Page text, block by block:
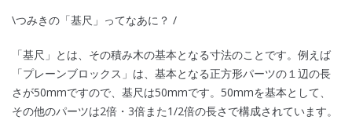
\つみきの「基尺」ってなあに？ /
「基尺」とは、その積み木の基本となる寸法のことです。例えば
「プレーンブロックス」は、基本となる正方形パーツの１辺の長
さが50mmですので、基尺は50mmです。50mmを基本として、
その他のパーツは2倍・3倍また1/2倍の長さで構成されています。